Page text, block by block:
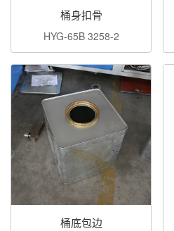
桶身扣骨
HYG-65B 3258-2
桶底包边